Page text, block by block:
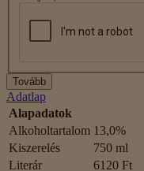
Tovább
Adatlap
Alapadatok
Alkoholtartalom 13,0%
Kiszerelés
750 ml
Literár
6120 Ft